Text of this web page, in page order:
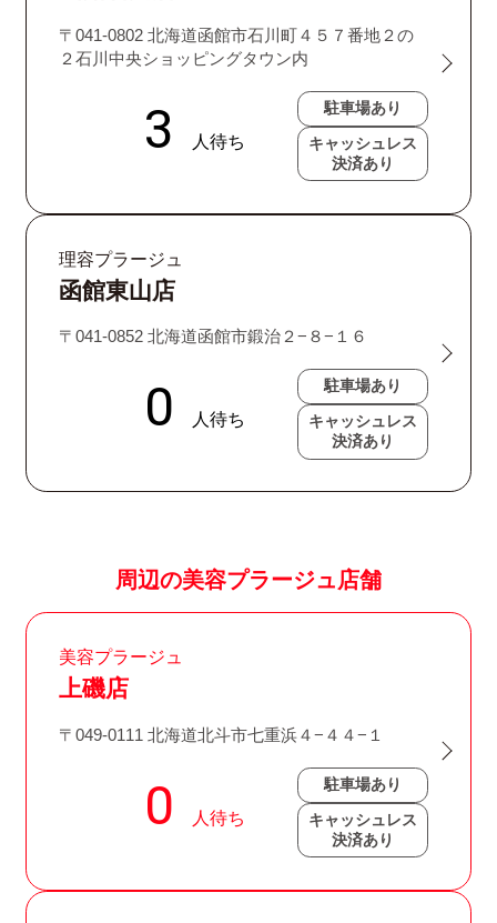
〒041-0802 北海道函館市石川町４５７番地２の
２石川中央ショッピングタウン内
駐車場あり
キャッシュレス
決済あり
理容プラージュ
函館東山店
〒041-0852 北海道函館市鍛治２−８−１６
駐車場あり
キャッシュレス
決済あり
周辺の美容プラージュ店舗
美容プラージュ
上磯店
〒049-0111 北海道北斗市七重浜４−４４−１
駐車場あり
キャッシュレス
決済あり